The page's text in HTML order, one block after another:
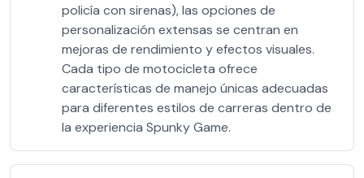
policía con sirenas), las opciones de
personalización extensas se centran en
mejoras de rendimiento y efectos visuales.
Cada tipo de motocicleta ofrece
características de manejo únicas adecuadas
para diferentes estilos de carreras dentro de
la experiencia Spunky Game.